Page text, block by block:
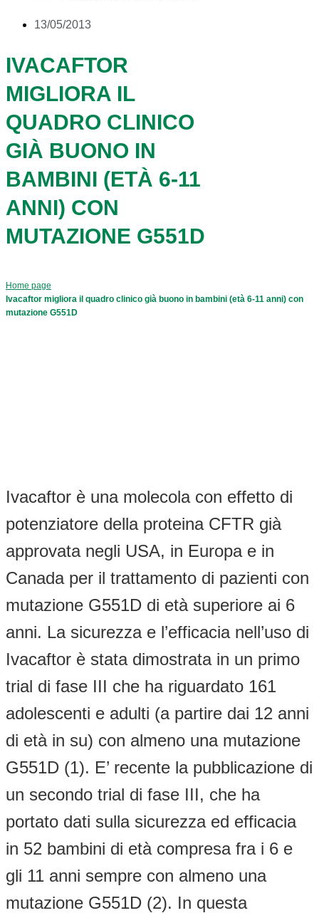
13/05/2013
IVACAFTOR
MIGLIORA IL
QUADRO CLINICO
GIÀ BUONO IN
BAMBINI (ETÀ 6-11
ANNI) CON
MUTAZIONE G551D
Home page
Ivacaftor migliora il quadro clinico già buono in bambini (età 6-11 anni) con
mutazione G551D
Ivacaftor è una molecola con effetto di
potenziatore della proteina CFTR già
approvata negli USA, in Europa e in
Canada per il trattamento di pazienti con
mutazione G551D di età superiore ai 6
anni. La sicurezza e l’efficacia nell’uso di
Ivacaftor è stata dimostrata in un primo
trial di fase III che ha riguardato 161
adolescenti e adulti (a partire dai 12 anni
di età in su) con almeno una mutazione
G551D (1). E’ recente la pubblicazione di
un secondo trial di fase III, che ha
portato dati sulla sicurezza ed efficacia
in 52 bambini di età compresa fra i 6 e
gli 11 anni sempre con almeno una
mutazione G551D (2). In questa